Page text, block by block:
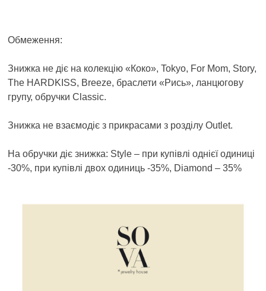
Обмеження:
Знижка не діє на колекцію «Коко», Tokyo, For Mom, Story,
The HARDKISS, Breeze, браслети «Рись», ланцюгову
групу, обручки Classic.
Знижка не взаємодіє з прикрасами з розділу Outlet.
На обручки діє знижка: Style – при купівлі однієї одиниці
-30%, при купівлі двох одиниць -35%, Diamond – 35%